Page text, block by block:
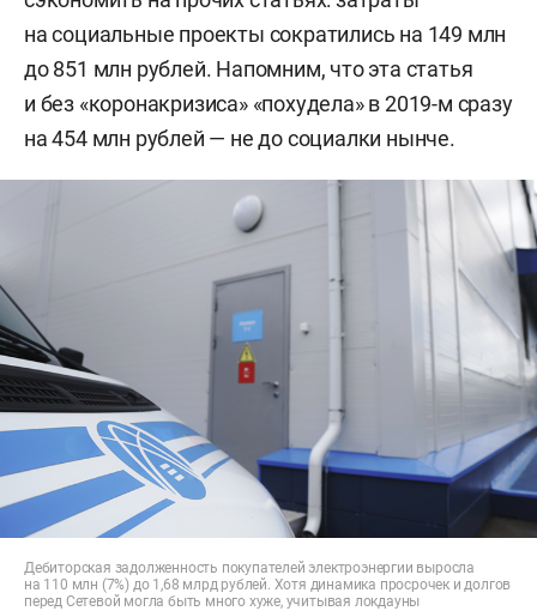
на социальные проекты сократились на 149 млн
до 851 млн рублей. Напомним, что эта статья
и без «коронакризиса» «похудела» в 2019-м сразу
на 454 млн рублей — не до социалки нынче.
Дебиторская задолженность покупателей электроэнергии выросла
на 110 млн (7%) до 1,68 млрд рублей. Хотя динамика просрочек и долгов
перед Сетевой могла быть много хуже, учитывая локдауны